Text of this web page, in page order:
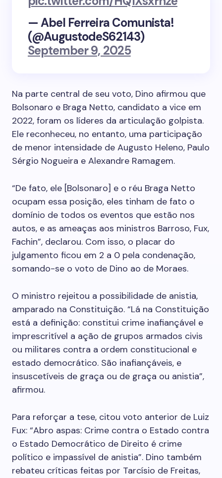
— Abel Ferreira Comunista!
(@AugustodeS62143)
September 9, 2025
Na parte central de seu voto, Dino afirmou que
Bolsonaro e Braga Netto, candidato a vice em
2022, foram os líderes da articulação golpista.
Ele reconheceu, no entanto, uma participação
de menor intensidade de Augusto Heleno, Paulo
Sérgio Nogueira e Alexandre Ramagem.
“De fato, ele [Bolsonaro] e o réu Braga Netto
ocupam essa posição, eles tinham de fato o
domínio de todos os eventos que estão nos
autos, e as ameaças aos ministros Barroso, Fux,
Fachin”, declarou. Com isso, o placar do
julgamento ficou em 2 a 0 pela condenação,
somando-se o voto de Dino ao de Moraes.
O ministro rejeitou a possibilidade de anistia,
amparado na Constituição. “Lá na Constituição
está a definição: constitui crime inafiançável e
imprescritível a ação de grupos armados civis
ou militares contra a ordem constitucional e
estado democrático. São inafiançáveis, e
insuscetíveis de graça ou de graça ou anistia”,
afirmou.
Para reforçar a tese, citou voto anterior de Luiz
Fux: “Abro aspas: Crime contra o Estado contra
o Estado Democrático de Direito é crime
político e impassível de anistia”. Dino também
rebateu críticas feitas por Tarcísio de Freitas,